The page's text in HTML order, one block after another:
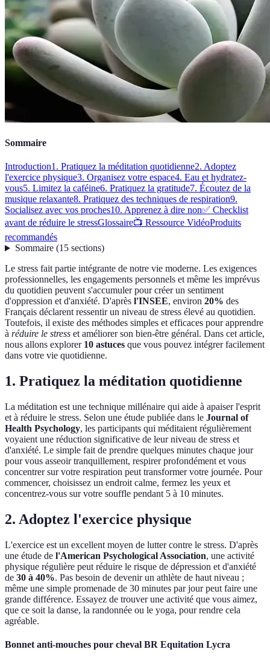
Sommaire
Introduction1. Pratiquez la méditation quotidienne2. Adoptez
l'exercice physique3. Organisez votre espace4. Eau et hydratez-
vous5. Limitez la caféine6. Pratiquez la gratitude7. Écoutez de la
musique relaxante8. Pratiquez des techniques de respiration9.
Socialisez avec vos proches10. Apprenez à dire non✅ Checklist
avant de réduire le stressGlossaire📺 Ressource VidéoProduits
recommandés
Sommaire(15 sections)
Le stress fait partie intégrante de notre vie moderne. Les exigences
professionnelles, les engagements personnels et même les imprévus
du quotidien peuvent s'accumuler pour créer un sentiment
d'oppression et d'anxiété. D'après l'INSEE, environ 20% des
Français déclarent ressentir un niveau de stress élevé au quotidien.
Toutefois, il existe des méthodes simples et efficaces pour apprendre
à réduire le stress et améliorer son bien-être général. Dans cet article,
nous allons explorer 10 astuces que vous pouvez intégrer facilement
dans votre vie quotidienne.
1. Pratiquez la méditation quotidienne
La méditation est une technique millénaire qui aide à apaiser l'esprit
et à réduire le stress. Selon une étude publiée dans le Journal of
Health Psychology, les participants qui méditaient régulièrement
voyaient une réduction significative de leur niveau de stress et
d'anxiété. Le simple fait de prendre quelques minutes chaque jour
pour vous asseoir tranquillement, respirer profondément et vous
concentrer sur votre respiration peut transformer votre journée. Pour
commencer, choisissez un endroit calme, fermez les yeux et
concentrez-vous sur votre souffle pendant 5 à 10 minutes.
2. Adoptez l'exercice physique
L'exercice est un excellent moyen de lutter contre le stress. D'après
une étude de l'American Psychological Association, une activité
physique régulière peut réduire le risque de dépression et d'anxiété
de 30 à 40%. Pas besoin de devenir un athlète de haut niveau ;
même une simple promenade de 30 minutes par jour peut faire une
grande différence. Essayez de trouver une activité que vous aimez,
que ce soit la danse, la randonnée ou le yoga, pour rendre cela
agréable.
Bonnet anti-mouches pour cheval BR Equitation Lycra